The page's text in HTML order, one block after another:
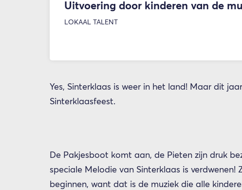
Uitvoering door kinderen van de
LOKAAL TALENT
Yes, Sinterklaas is weer in het land! Maar dit
Sinterklaasfeest.
De Pakjesboot komt aan, de Pieten zijn druk
speciale Melodie van Sinterklaas is
beginnen, want dat is de muziek die alle